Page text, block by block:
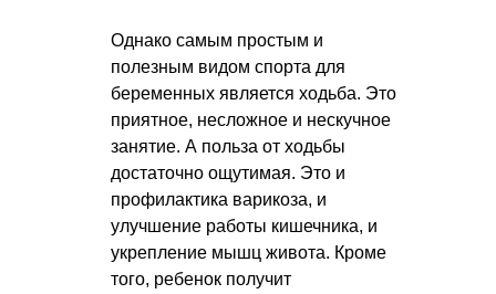
Однако самым простым и
полезным видом спорта для
беременных является ходьба. Это
приятное, несложное и нескучное
занятие. А польза от ходьбы
достаточно ощутимая. Это и
профилактика варикоза, и
улучшение работы кишечника, и
укрепление мышц живота. Кроме
того, ребенок получит